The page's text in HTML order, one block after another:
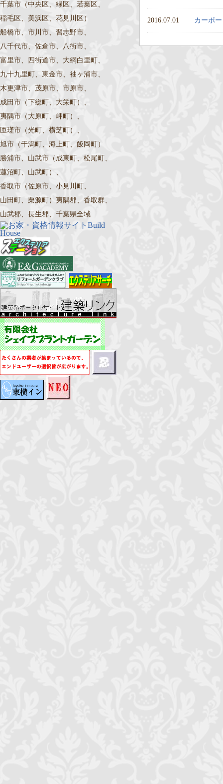
2016.07.01 カーポ
千葉市（中央区、緑区、若葉区、
稲毛区、美浜区、花見川区）
船橋市、市川市、習志野市、
八千代市、佐倉市、八街市、
富里市、四街道市、大網白里町、
九十九里町、東金市、袖ヶ浦市、
木更津市、茂原市、市原市、
成田市（下総町、大栄町）、
夷隅市（大原町、岬町）、
匝瑳市（光町、横芝町）、
旭市（干潟町、海上町、飯岡町）
勝浦市、山武市（成東町、松尾町、
蓮沼町、山武町）、
香取市（佐原市、小見川町、
山田町、栗源町）夷隅郡、香取群、
山武郡、長生郡、千葉県全域